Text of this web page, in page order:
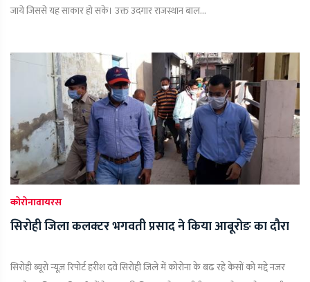
जाये जिससे यह साकार हो सके। उक्त उदगार राजस्थान बाल...
कोरोनावायरस
सिरोही जिला कलक्टर भगवती प्रसाद ने किया आबूरोङ का दौरा
सिरोही ब्यूरो न्यूज़ रिपोर्ट हरीश दवे सिरोही जिले में कोरोना के बढ रहे केसों को मद्दे नजर